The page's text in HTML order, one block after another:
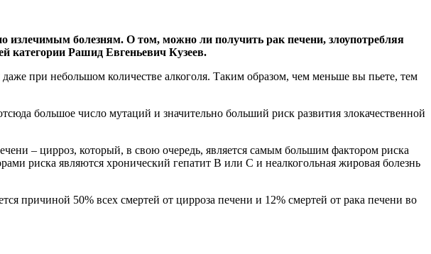
излечимым болезням. О том, можно ли получить рак печени, злоупотребляя
категории Рашид Евгеньевич Кузеев.
даже при небольшом количестве алкоголя. Таким образом, чем меньше вы пьете, тем
большое число мутаций и значительно больший риск развития злокачественной
– цирроз, который, в свою очередь, является самым большим фактором риска
риска являются хронический гепатит В или С и неалкогольная жировая болезнь
причиной 50% всех смертей от цирроза печени и 12% смертей от рака печени во